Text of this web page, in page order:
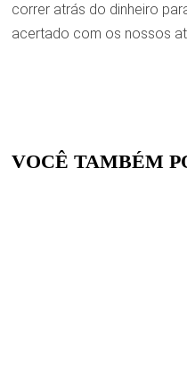
correr atrás do dinheiro
acertado com os nossos
VOCÊ TAMBÉM